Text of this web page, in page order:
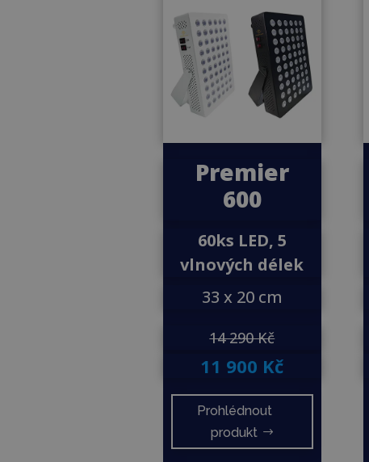
Premier
600
60ks LED, 5
vlnových délek
33 x 20 cm
14 290 Kč
11 900 Kč
Prohlédnout
produkt